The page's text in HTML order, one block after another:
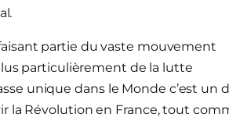
partie du vaste mouvement
particulièrement de la lutte
unique dans le Monde c’est un
la Révolution en France, tout